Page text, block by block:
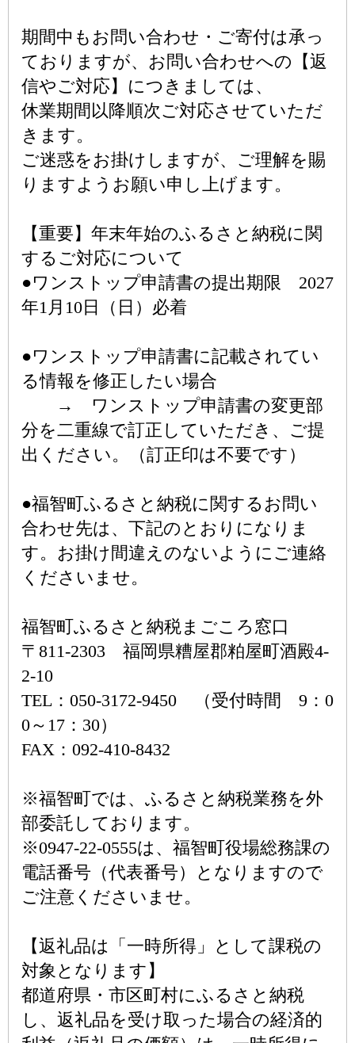
期間中もお問い合わせ・ご寄付は承っ
ておりますが、お問い合わせへの【返
信やご対応】につきましては、
休業期間以降順次ご対応させていただ
きます。
ご迷惑をお掛けしますが、ご理解を賜
りますようお願い申し上げます。
【重要】年末年始のふるさと納税に関
するご対応について
●ワンストップ申請書の提出期限 2027
年1月10日（日）必着
●ワンストップ申請書に記載されてい
る情報を修正したい場合
→ ワンストップ申請書の変更部
分を二重線で訂正していただき、ご提
出ください。（訂正印は不要です）
●福智町ふるさと納税に関するお問い
合わせ先は、下記のとおりになりま
す。お掛け間違えのないようにご連絡
くださいませ。
福智町ふるさと納税まごころ窓口
〒811-2303 福岡県糟屋郡粕屋町酒殿4-
2-10
TEL：050-3172-9450 （受付時間 9：0
0～17：30）
FAX：092-410-8432
※福智町では、ふるさと納税業務を外
部委託しております。
※0947-22-0555は、福智町役場総務課の
電話番号（代表番号）となりますので
ご注意くださいませ。
【返礼品は「一時所得」として課税の
対象となります】
都道府県・市区町村にふるさと納税
し、返礼品を受け取った場合の経済的